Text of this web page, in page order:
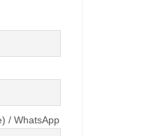
/ WhatsApp